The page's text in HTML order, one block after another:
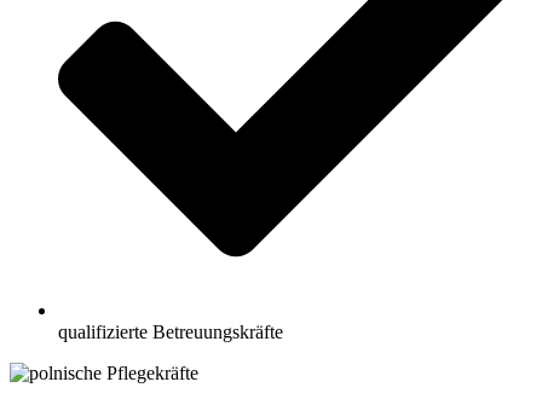
qualifizierte Betreuungskräfte